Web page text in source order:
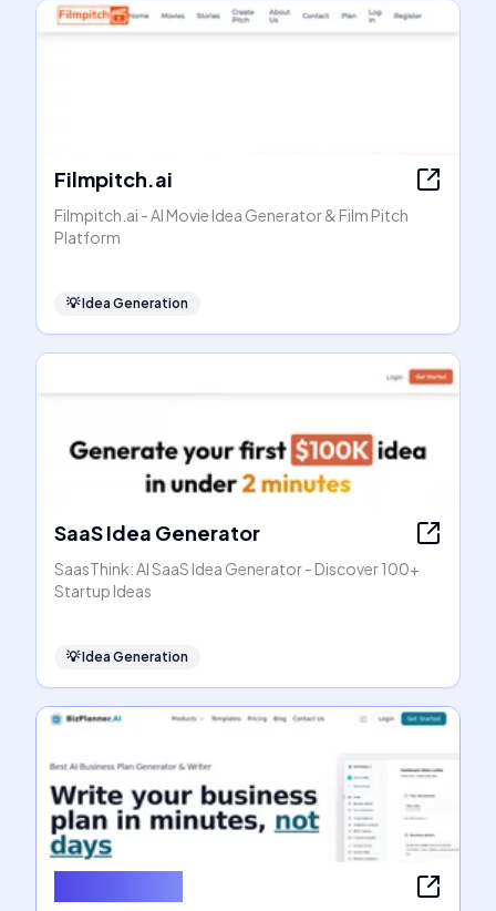
Filmpitch.ai
Filmpitch.ai - AI Movie Idea Generator & Film Pitch
Platform
💡Idea Generation
SaaS Idea Generator
SaasThink: AI SaaS Idea Generator - Discover 100+
Startup Ideas
💡Idea Generation